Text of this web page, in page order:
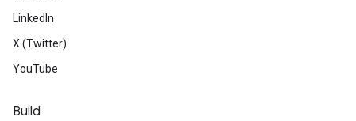
LinkedIn
X (Twitter)
YouTube
Build